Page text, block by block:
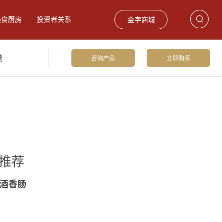
厨房 投资者关系 金字商城
立即购买
咨询产品
荐
香肠